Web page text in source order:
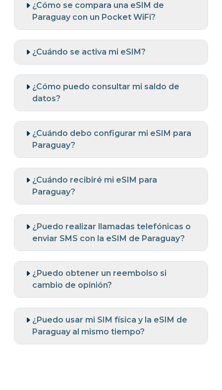
¿Cómo se compara una eSIM de
Paraguay con un Pocket WiFi?
¿Cuándo se activa mi eSIM?
¿Cómo puedo consultar mi saldo de
datos?
¿Cuándo debo configurar mi eSIM para
Paraguay?
¿Cuándo recibiré mi eSIM para
Paraguay?
¿Puedo realizar llamadas telefónicas o
enviar SMS con la eSIM de Paraguay?
¿Puedo obtener un reembolso si
cambio de opinión?
¿Puedo usar mi SIM física y la eSIM de
Paraguay al mismo tiempo?